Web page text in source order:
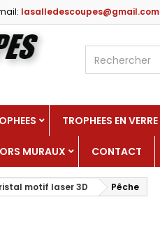
lasalledescoupes@gmail.com
TROPHEES EN VERRE
MURAUX CONTACT
motif laser 3D Pêche